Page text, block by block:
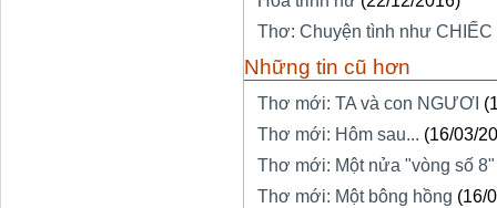
Thơ: Chuyện tình như CHIẾC
Những tin cũ hơn
Thơ mới: TA và con NGƯƠI
Thơ mới: Hôm sau... (16/03/
Thơ mới: Một nửa "vòng số 8"
Thơ mới: Một bông hồng (16/